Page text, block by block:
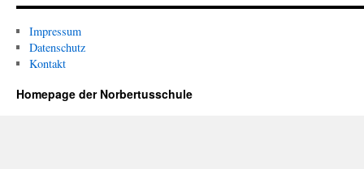
Impressum
Datenschutz
Kontakt
Homepage der Norbertusschule